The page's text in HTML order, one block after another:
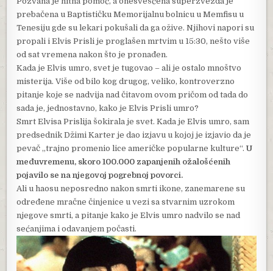
prebačena u Baptističku Memorijalnu bolnicu u Memfisu u
Tenesiju gde su lekari pokušali da ga ožive. Njihovi napori su
propali i Elvis Prisli je proglašen mrtvim u 15:30, nešto više
od sat vremena nakon što je pronađen.
Kada je Elvis umro, svet je tugovao – ali je ostalo mnoštvo
misterija. Više od bilo kog drugog, veliko, kontroverzno
pitanje koje se nadvija nad čitavom ovom pričom od tada do
sada je, jednostavno, kako je Elvis Prisli umro?
Smrt Elvisa Prislija šokirala je svet. Kada je Elvis umro, sam
predsednik Džimi Karter je dao izjavu u kojoj je izjavio da je
pevač „trajno promenio lice američke popularne kulture“.U
međuvremenu, skoro 100.000 zapanjenih ožalošćenih
pojavilo se na njegovoj pogrebnoj povorci.
Ali u haosu neposredno nakon smrti ikone, zanemarene su
određene mračne činjenice u vezi sa stvarnim uzrokom
njegove smrti, a pitanje kako je Elvis umro nadvilo se nad
sećanjima i odavanjem počasti.